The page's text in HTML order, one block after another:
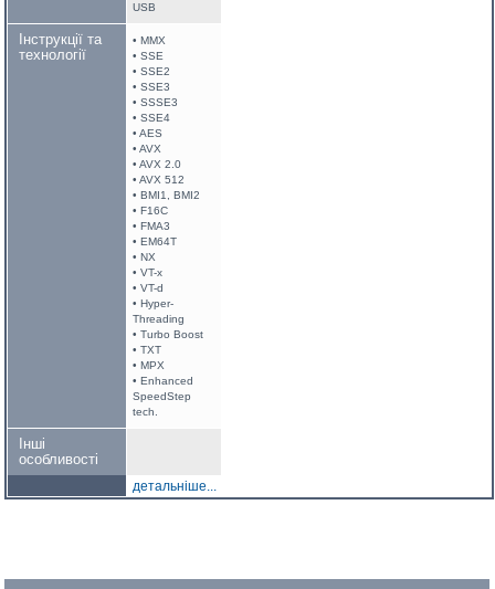
USB
Інструкції та
технології
• MMX
• SSE
• SSE2
• SSE3
• SSSE3
• SSE4
• AES
• AVX
• AVX 2.0
• AVX 512
• BMI1, BMI2
• F16C
• FMA3
• EM64T
• NX
• VT-x
• VT-d
• Hyper-
Threading
• Turbo Boost
• TXT
• MPX
• Enhanced
SpeedStep
tech.
Інші
особливості
детальніше...